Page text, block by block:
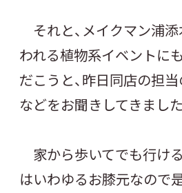
それと、メイクマン浦
われる植物系イベントに
だこうと、昨日同店の担
などをお聞きしてきました
家から歩いてでも行け
はいわゆるお膝元なので